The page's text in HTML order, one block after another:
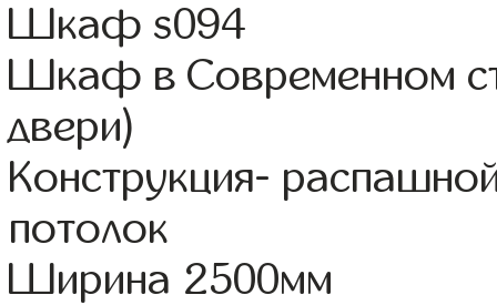
Шкаф s094
Шкаф в Современном
двери)
Конструкция-
потолок
Ширина 2500мм